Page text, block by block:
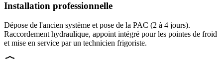
Installation professionnelle
Dépose de l'ancien système et pose de la PAC (2 à 4 jours).
Raccordement hydraulique, appoint intégré pour les pointes de froid
et mise en service par un technicien frigoriste.